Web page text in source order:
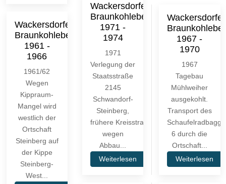
Wackersdorfer
Braunkohlebergbau
1971 -
1974
1971
Verlegung der
Staatsstraße
2145
Schwandorf-
Steinberg,
frühere Kreisstraße)
wegen
Abbau...
Weiterlesen
Wackersdorfer
1967 -
1970
1967
Tagebau
Mühlweiher
ausgekohlt.
Transport des
6 durch die
Ortschaft...
Weiterlesen
Wackersdorfer
Braunkohlebergbau
1961 -
1966
1961/62
Wegen
Kippraum-
Mangel wird
westlich der
Ortschaft
Steinberg auf
der Kippe
Steinberg-
West...